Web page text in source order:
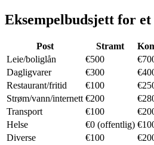
Eksempelbudsjett for
Post Stramt
Leie/boliglån
€500
Dagligvarer
€300
Restaurant/fritid
€100
Strøm/vann/internett €200
Transport
€100
Helse
€0 (offentlig)
Diverse
€100